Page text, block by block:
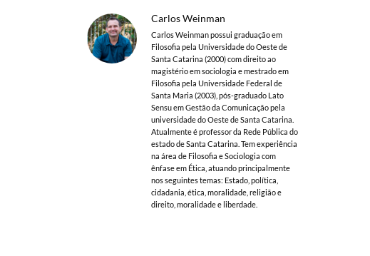
Carlos Weinman
Carlos Weinman possui graduação em
Filosofia pela Universidade do Oeste de
Santa Catarina (2000) com direito ao
magistério em sociologia e mestrado em
Filosofia pela Universidade Federal de
Santa Maria (2003), pós-graduado Lato
Sensu em Gestão da Comunicação pela
universidade do Oeste de Santa Catarina.
Atualmente é professor da Rede Pública do
estado de Santa Catarina. Tem experiência
na área de Filosofia e Sociologia com
ênfase em Ética, atuando principalmente
nos seguintes temas: Estado, política,
cidadania, ética, moralidade, religião e
direito, moralidade e liberdade.